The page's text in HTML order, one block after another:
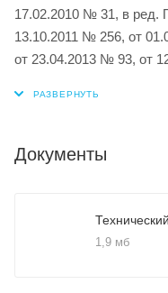
17.02.2010 № 31, в ред.
13.10.2011 № 256, от
от 23.04.2013 № 93, от
Документы
1,9 мб